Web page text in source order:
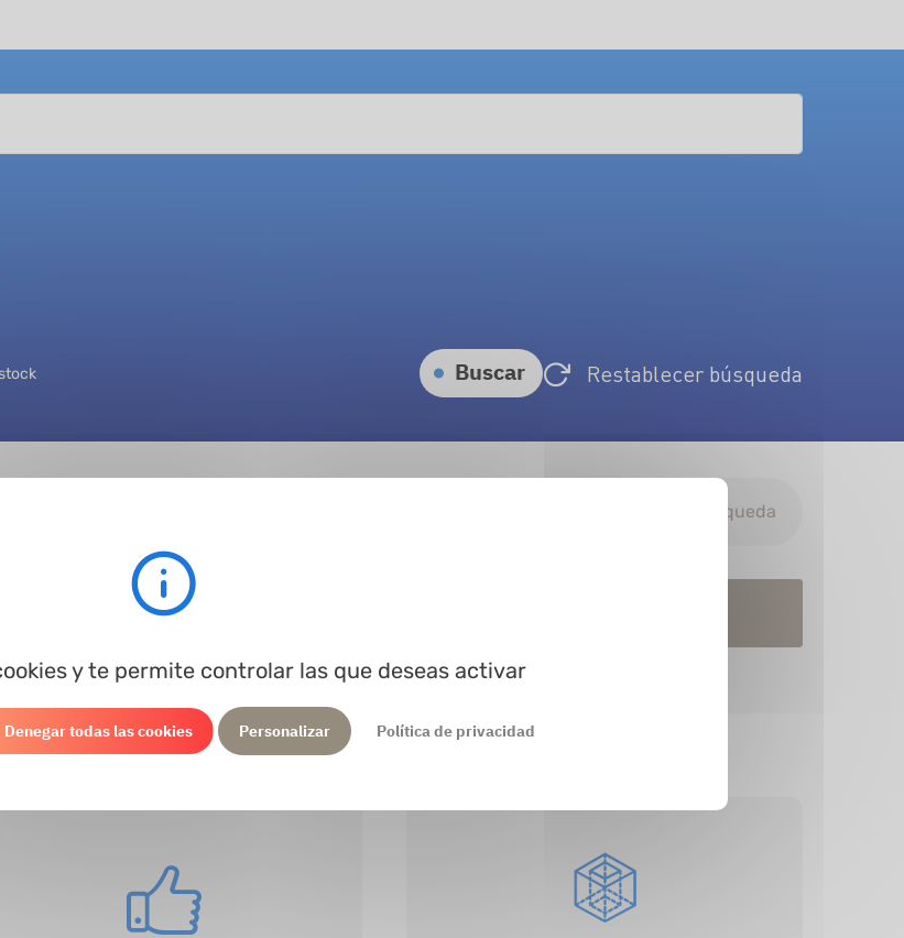
Buscar Restablecer búsqueda
Descargar resultados de búsqueda
Ø interior
y te permite controlar las que deseas activar
todas las cookies Personalizar Política de privacidad